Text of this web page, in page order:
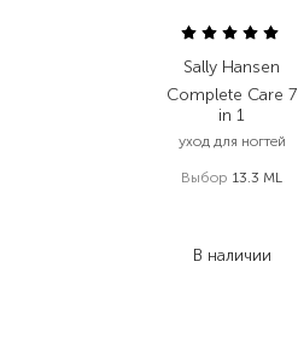
Sally Hansen
Complete Care 7
in 1
уход для ногтей
Выбор 13.3 ML
В наличии